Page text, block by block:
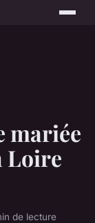
mariée
Loire
de lecture